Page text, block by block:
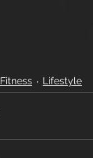
Fitness Lifestyle